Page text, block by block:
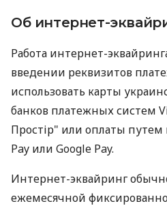
Об интернет-
Работа интернет-
введении реквизитов
использовать карты
банков платежных систем
Простір" или оплаты путем
Pay или Google Pay.
Интернет-эквайринг
ежемесячной